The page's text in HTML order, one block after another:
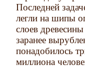
Последней
легли на шипы
слоев
заранее
понадобилось
миллиона